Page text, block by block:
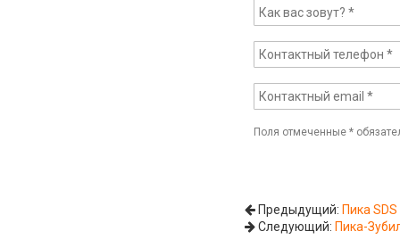
Поля отмеченные*
Предыдущий: Пика
Следующий: Пика-